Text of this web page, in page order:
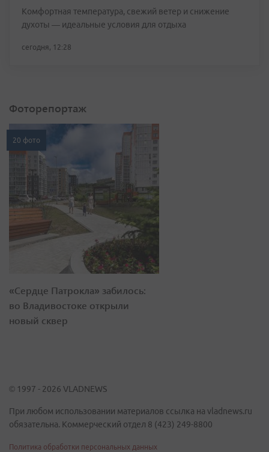
Комфортная температура, свежий ветер и снижение
духоты — идеальные условия для отдыха
сегодня, 12:28
Фоторепортаж
20 фото
«Сердце Патрокла» забилось:
во Владивостоке открыли
новый сквер
© 1997 - 2026 VLADNEWS
При любом использовании материалов ссылка на vladnews.ru
обязательна. Коммерческий отдел 8 (423) 249-8800
Политика обработки персональных данных